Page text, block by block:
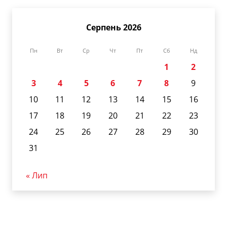
Серпень 2026
Пн Вт Ср Чт Пт Сб Нд
1
2
3
4 5 6 7 8
9
10
11 12 13 14 15
16
17
18 19 20 21 22
23
24
25 26 27 28 29
30
31
« Лип